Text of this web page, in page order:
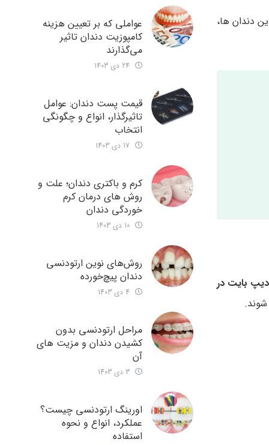
دندان ها،
دیپ بایت در
عواملی که بر تعیین هزینه
کامپوزیت دندان تاثیر
می‌گذارند
قیمت پست دندان: عوامل
تاثیرگذار، انواع و چگونگی
انتخاب
کرم و باکتری دندان؛ علت و
روش های درمان کرم
خوردگی دندان
روش‌های نوین ارتودنسی
دندان‌ پیچ‌خورده
مراحل ارتودنسی بدون
کشیدن دندان و مزیت های
آن
اورینگ ارتودنسی چیست؟
عملکرد، انواع و نحوه
استفاده